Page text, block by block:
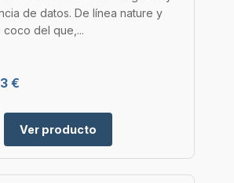
de datos. De línea nature y
del que,...
€
Ver producto